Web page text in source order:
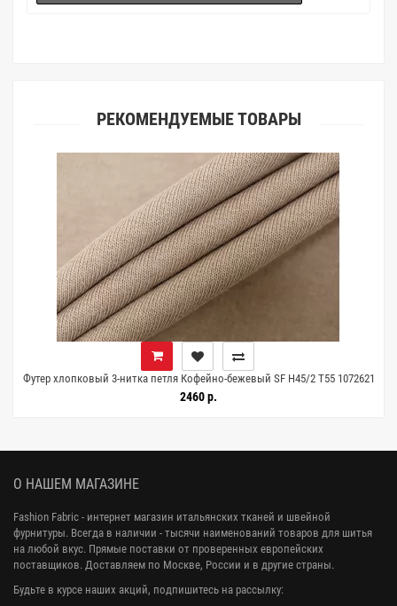
(ателье), то данная услуга поможет Вам улучшить работу с
РЕКОМЕНДУЕМЫЕ ТОВАРЫ
Футер хлопковый 3-нитка петля Кофейно-бежевый SF H45/2 Т55 1072621
2460 р.
О НАШЕМ МАГАЗИНЕ
Fashion Fabric - интернет магазин итальянских тканей и швейной
фурнитуры. Всегда в наличии - тысячи наименований товаров для шитья
на любой вкус. Прямые поставки от проверенных европейских
поставщиков. Доставляем по Москве, России и в другие страны.
Будьте в курсе наших акций, подпишитесь на рассылку: